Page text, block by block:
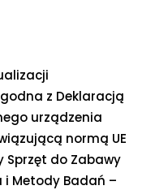
z Deklaracją
urządzenia
normą UE
Sprzęt do Zabawy
Metody Badań –